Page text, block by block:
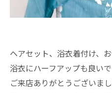
ヘアセット、浴衣着付け、
浴衣にハーフアップも良い
ご来店ありがとうございまし